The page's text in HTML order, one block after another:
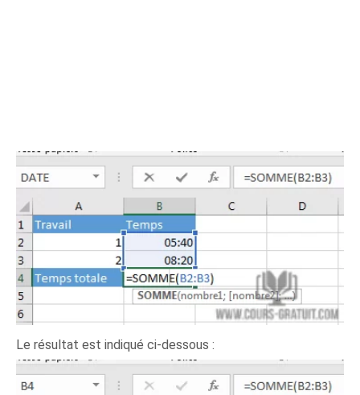
Le résultat est indiqué ci-dessous :